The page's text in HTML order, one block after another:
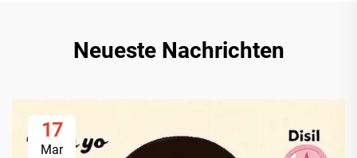
Neueste Nachrichten
17
Mar